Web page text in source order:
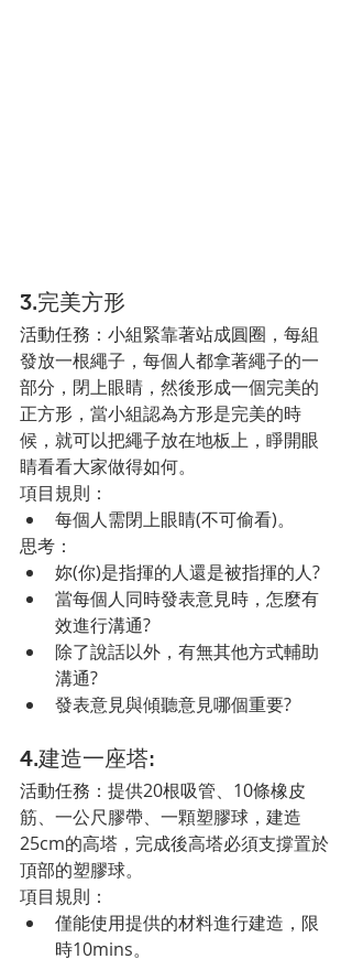
3.完美方形
活動任務：小組緊靠著站成圓圈，每組
發放一根繩子，每個人都拿著繩子的一
部分，閉上眼睛，然後形成一個完美的
正方形，當小組認為方形是完美的時
候，就可以把繩子放在地板上，睜開眼
睛看看大家做得如何。
項目規則：
每個人需閉上眼睛(不可偷看)。
思考：
妳(你)是指揮的人還是被指揮的人?
當每個人同時發表意見時，怎麼有
效進行溝通?
除了說話以外，有無其他方式輔助
溝通?
發表意見與傾聽意見哪個重要?
4.建造一座塔:
活動任務：提供20根吸管、10條橡皮
筋、一公尺膠帶、一顆塑膠球，建造
25cm的高塔，完成後高塔必須支撐置於
頂部的塑膠球。
項目規則：
僅能使用提供的材料進行建造，限
時10mins。